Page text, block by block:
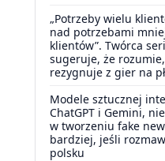
„Potrzeby wielu
nad potrzebami
klientów”. Twórca
sugeruje, że
rezygnuje z gier na
Modele sztucznej
ChatGPT i Gemini,
w tworzeniu fake
bardziej, jeśli
polsku